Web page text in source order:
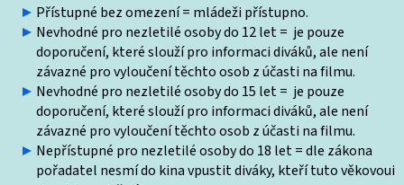
Přístupné bez omezení = mládeži přístupno.
Nevhodné pro nezletilé osoby do 12 let = je pouze
doporučení, které slouží pro informaci diváků, ale není
závazné pro vyloučení těchto osob z účasti na filmu.
Nevhodné pro nezletilé osoby do 15 let = je pouze
doporučení, které slouží pro informaci diváků, ale není
závazné pro vyloučení těchto osob z účasti na filmu.
Nepřístupné pro nezletilé osoby do 18 let = dle zákona
pořadatel nesmí do kina vpustit diváky, kteří tuto věkovoui